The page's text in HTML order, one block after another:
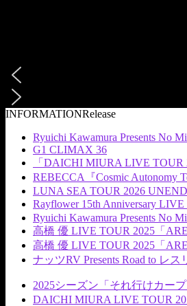
INFORMATIONRelease
Ryuichi Kawamura Presents No
G1 CLIMAX 36
「DAICHI MIURA LIVE TOUR
REBECCA『Cosmic Autonomy
LUNA SEA TOUR 2026
Rayflower 15th Anniversary
Ryuichi Kawamura Presents No
高橋 優 LIVE TOUR 2025「
高橋 優 LIVE TOUR 2025「
ナッツRV Presents Road to レ
2025シーズン「それ行けカー
DAICHI MIURA LIVE TOUR